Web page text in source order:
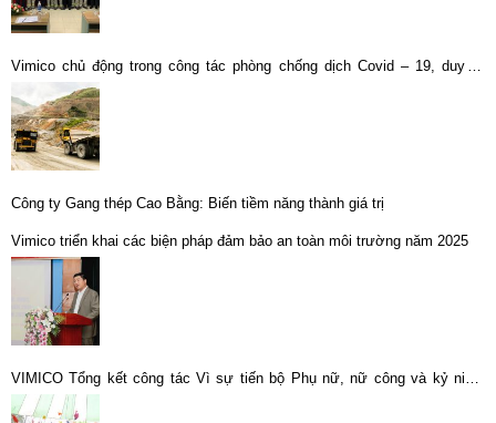
Vimico chủ động trong công tác phòng chống dịch Covid – 19, duy trì
SXKD ổn định
Công ty Gang thép Cao Bằng: Biến tiềm năng thành giá trị
Vimico triển khai các biện pháp đảm bảo an toàn môi trường năm 2025
VIMICO Tổng kết công tác Vì sự tiến bộ Phụ nữ, nữ công và kỷ niệm
107 năm ngày Quốc tế Phụ nữ 8-3